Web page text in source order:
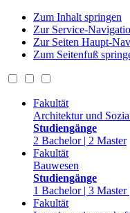
Zum Inhalt springen
Zur Service-
Zur Seiten Haupt-
Zum Seitenfuß
Fakultät
Architektur und
Studiengänge
2 Bachelor | 2 Master
Fakultät
Bauwesen
Studiengänge
1 Bachelor | 3
Fakultät